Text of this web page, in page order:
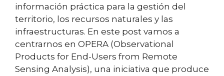
información práctica para la gestión del
territorio, los recursos naturales y las
infraestructuras. En este post vamos a
centrarnos en OPERA (Observational
Products for End-Users from Remote
Sensing Analysis), una iniciativa que produce